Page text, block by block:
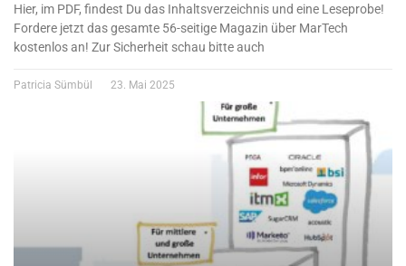
Hier, im PDF, findest Du das Inhaltsverzeichnis und eine Leseprobe!
Fordere jetzt das gesamte 56-seitige Magazin über MarTech
kostenlos an! Zur Sicherheit schau bitte auch
Patricia Sümbül 23. Mai 2025